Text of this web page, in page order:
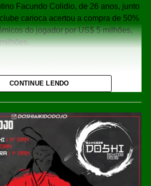
Facundo Colidio, de 26 anos, junto
carioca acertou a compra de 50%
do jogador por US$ 5 milhões,
assinar o contrato com o Vasco.
divulgadas pelo jornalista César
a possibilidade de o Vasco adquirir
direitos econômicos do atacante por
A segunda parcela da negociação,
ao cumprimento de metas
as partes.
CONTINUE LENDO